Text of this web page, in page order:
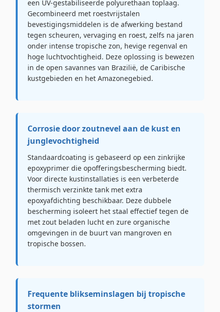
een UV-gestabiliseerde polyurethaan toplaag.
Gecombineerd met roestvrijstalen
bevestigingsmiddelen is de afwerking bestand
tegen scheuren, vervaging en roest, zelfs na jaren
onder intense tropische zon, hevige regenval en
hoge luchtvochtigheid. Deze oplossing is bewezen
in de open savannes van Brazilië, de Caribische
kustgebieden en het Amazonegebied.
Corrosie door zoutnevel aan de kust en
junglevochtigheid
Standaardcoating is gebaseerd op een zinkrijke
epoxyprimer die opofferingsbescherming biedt.
Voor directe kustinstallaties is een verbeterde
thermisch verzinkte tank met extra
epoxyafdichting beschikbaar. Deze dubbele
bescherming isoleert het staal effectief tegen de
met zout beladen lucht en zure organische
omgevingen in de buurt van mangroven en
tropische bossen.
Frequente blikseminslagen bij tropische
stormen